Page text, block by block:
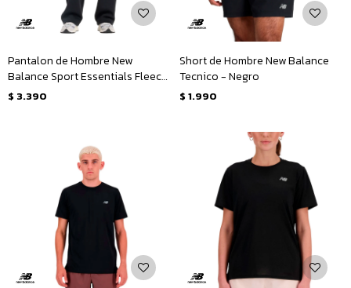
Pantalon de Hombre New
Balance Sport Essentials Fleece
- Negro
$ 3.390
Short de Hombre New Balance
Tecnico - Negro
$ 1.990